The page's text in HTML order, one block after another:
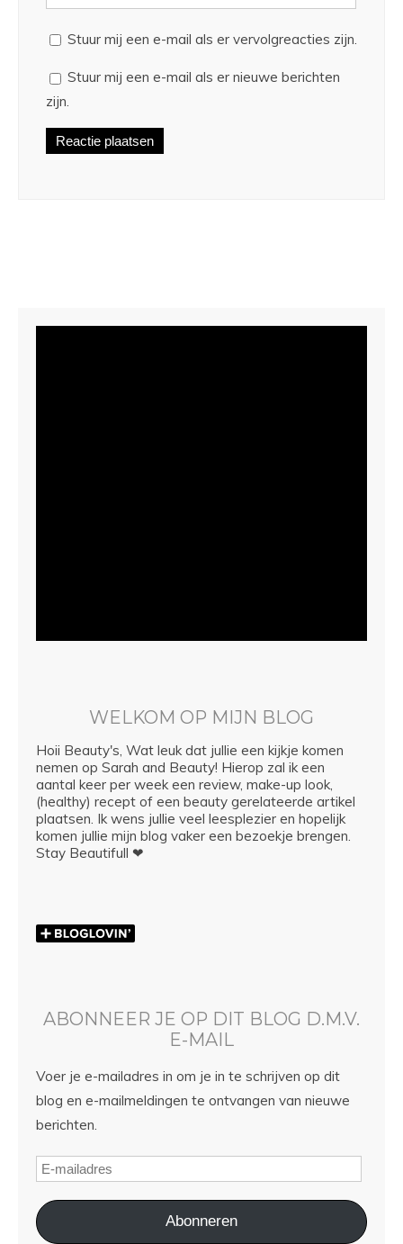
Stuur mij een e-mail als er vervolgreacties zijn.
Stuur mij een e-mail als er nieuwe berichten
zijn.
WELKOM OP MIJN BLOG
Hoii Beauty's, Wat leuk dat jullie een kijkje komen
nemen op Sarah and Beauty! Hierop zal ik een
aantal keer per week een review, make-up look,
(healthy) recept of een beauty gerelateerde artikel
plaatsen. Ik wens jullie veel leesplezier en hopelijk
komen jullie mijn blog vaker een bezoekje brengen.
Stay Beautifull ❤
ABONNEER JE OP DIT BLOG D.M.V.
E-MAIL
Voer je e-mailadres in om je in te schrijven op dit
blog en e-mailmeldingen te ontvangen van nieuwe
berichten.
Abonneren